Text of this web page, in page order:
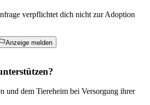
verpflichtet dich nicht zur Adoption
Anzeige melden
und dem Tiereheim bei Versorgung ihrer